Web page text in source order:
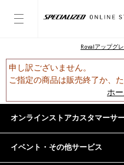
Rovalアップグ
申し訳ございません。
ご指定の商品は販売終了か、
ホ
オンラインストアカスタマーサ
イベント・その他サービス